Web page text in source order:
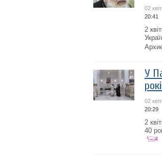
02
20:41
2
У
02
20:29
2
40